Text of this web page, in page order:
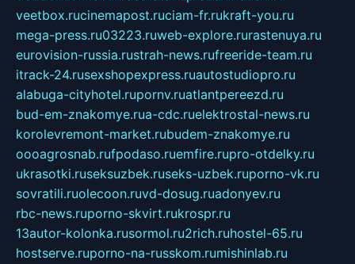
veetbox.rucinemapost.ruciam-fr.rukraft-you.ru
mega-press.ru03223.ruweb-explore.rurastenuya.ru
eurovision-russia.rustrah-news.rufreeride-team.ru
itrack-24.rusexshopexpress.ruautostudiopro.ru
alabuga-cityhotel.rupornv.ruatlantpereezd.ru
bud-em-znakomye.rua-cdc.ruelektrostal-news.ru
korolevremont-market.rubudem-znakomye.ru
oooagrosnab.rufpodaso.ruemfire.rupro-otdelky.ru
ukrasotki.ruseksuzbek.ruseks-uzbek.ruporno-vk.ru
sovratili.ruolecoon.ruvd-dosug.ruadonyev.ru
rbc-news.ruporno-skvirt.rukrospr.ru
13autor-kolonka.rusormol.ru2rich.ruhostel-65.ru
hostserve.ruporno-na-russkom.rumishinlab.ru